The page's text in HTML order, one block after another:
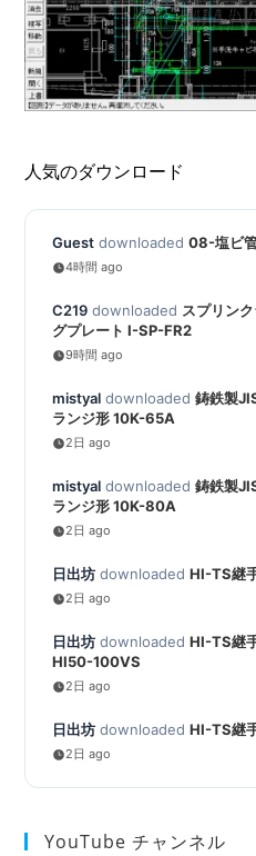
人気のダウンロード
Guest downloaded 08-塩ビ
4時間 ago
C219 downloaded スプリン
グプレート I-SP-FR2
9時間 ago
mistyal downloaded 鋳鉄製
ランジ形 10K-65A
2日 ago
mistyal downloaded 鋳鉄製
ランジ形 10K-80A
2日 ago
日出坊 downloaded HI-TS継
2日 ago
日出坊 downloaded HI-TS継
HI50-100VS
2日 ago
日出坊 downloaded HI-TS継
2日 ago
YouTube チャンネル